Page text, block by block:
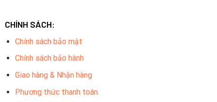
CHÍNH SÁCH:
Chính sách bảo mật
Chính sách bảo hành
Giao hàng & Nhận hàng
Phương thức thanh toán